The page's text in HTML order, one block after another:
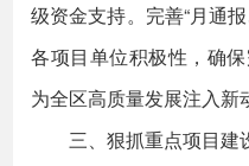
级资金支持。完善“月通
各项目单位积极性，确
为全区高质量发展注入新
三、狠抓重点项目建